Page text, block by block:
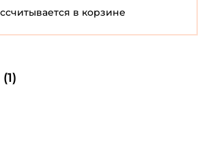
в корзине